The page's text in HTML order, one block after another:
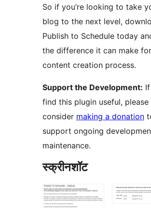
So if you’re looking to take
blog to the next level,
Publish to Schedule today
the difference it can make
content creation process.
Support the Development:
find this plugin useful, please
consider making a donation
support ongoing
maintenance.
स्क्रीनशॉट